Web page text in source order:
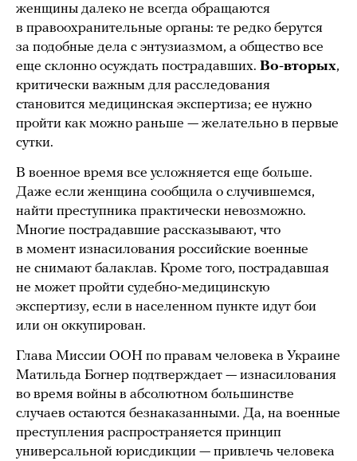
женщины далеко не всегда обращаются
в правоохранительные органы: те редко берутся
за подобные дела с энтузиазмом, а общество все
еще склонно осуждать пострадавших. Во-вторых,
критически важным для расследования
становится медицинская экспертиза; ее нужно
пройти как можно раньше — желательно в первые
сутки.
В военное время все усложняется еще больше.
Даже если женщина сообщила о случившемся,
найти преступника практически невозможно.
Многие пострадавшие рассказывают, что
в момент изнасилования российские военные
не снимают балаклав. Кроме того, пострадавшая
не может пройти судебно-медицинскую
экспертизу, если в населенном пункте идут бои
или он оккупирован.
Глава Миссии ООН по правам человека в Украине
Матильда Богнер подтверждает — изнасилования
во время войны в абсолютном большинстве
случаев остаются безнаказанными. Да, на военные
преступления распространяется принцип
универсальной юрисдикции — привлечь человека